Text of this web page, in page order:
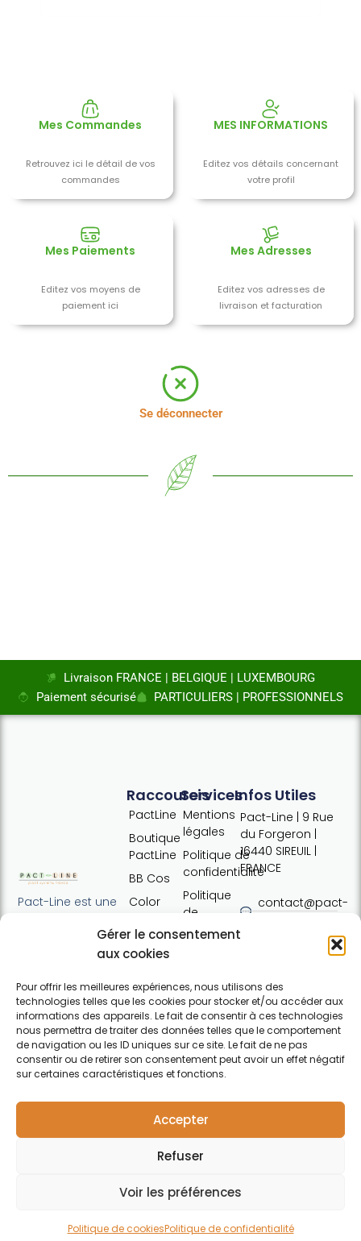
Gérer le consentement
aux cookies
Pour offrir les meilleures expériences, nous utilisons des
technologies telles que les cookies pour stocker et/ou accéder aux
informations des appareils. Le fait de consentir à ces technologies
nous permettra de traiter des données telles que le comportement
de navigation ou les ID uniques sur ce site. Le fait de ne pas
consentir ou de retirer son consentement peut avoir un effet négatif
sur certaines caractéristiques et fonctions.
Accepter
Refuser
Voir les préférences
Politique de cookiesPolitique de confidentialité
Mes Commandes
Retrouvez ici le détail de vos
commandes
MES INFORMATIONS
Editez vos détails concernant
votre profil
Mes Paiements
Editez vos moyens de
paiement ici
Mes Adresses
Editez vos adresses de
livraison et facturation
Se déconnecter
Livraison FRANCE | BELGIQUE | LUXEMBOURG
Paiement sécurisé
PARTICULIERS | PROFESSIONNELS
Pact-Line est une
proposant des
capillaires de
haute qualité et
soucieux du
respect de
l'environnement.
Pour particuliers et
F
Services
Mentions
légales
Politique de
confidentialité
Politique
de
cookies
de vente
Contact
Raccourcis
PactLine
Boutique
PactLine
BB Cos
Color
Pure
Elements
Infos Utiles
Pact-Line | 9 Rue
du Forgeron |
16440 SIREUIL |
FRANCE
contact@pact-
Tel : +33 (0)7
Horaires:
Lundi · 13h30 ·
17h30 | Mardi,
mercredi,
jeudi : 09h30 ·
12h30 / 13h30 ·
Vendredi :